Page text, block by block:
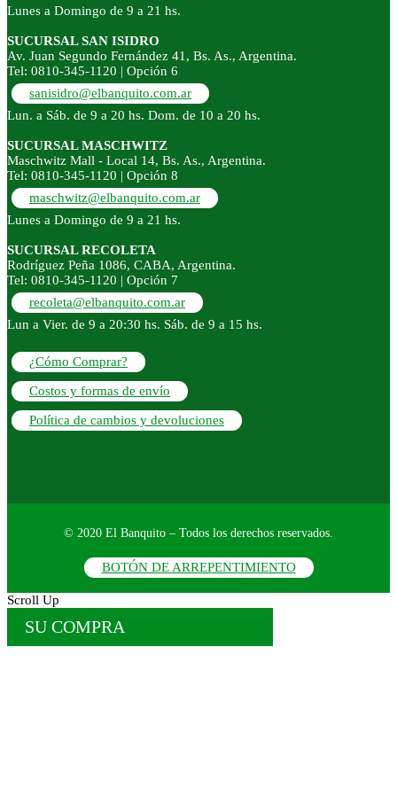
Lunes a Domingo de 9 a 21 hs.
SUCURSAL SAN ISIDRO
Av. Juan Segundo Fernández 41, Bs. As., Argentina.
Tel: 0810-345-1120 | Opción 6
sanisidro@elbanquito.com.ar
Lun. a Sáb. de 9 a 20 hs. Dom. de 10 a 20 hs.
SUCURSAL MASCHWITZ
Maschwitz Mall - Local 14, Bs. As., Argentina.
Tel: 0810-345-1120 | Opción 8
maschwitz@elbanquito.com.ar
Lunes a Domingo de 9 a 21 hs.
SUCURSAL RECOLETA
Rodríguez Peña 1086, CABA, Argentina.
Tel: 0810-345-1120 | Opción 7
recoleta@elbanquito.com.ar
Lun a Vier. de 9 a 20:30 hs. Sáb. de 9 a 15 hs.
¿Cómo Comprar?
Costos y formas de envío
Política de cambios y devoluciones
© 2020 El Banquito – Todos los derechos reservados.
BOTÓN DE ARREPENTIMIENTO
Scroll Up
SU COMPRA